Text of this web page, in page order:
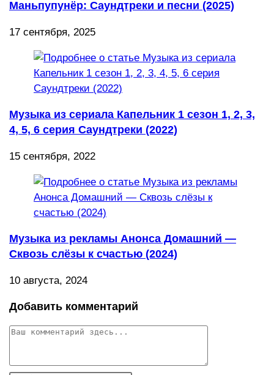
Маньпупунёр: Саундтреки и песни (2025)
17 сентября, 2025
Музыка из сериала Капельник 1 сезон 1, 2, 3,
4, 5, 6 серия Саундтреки (2022)
15 сентября, 2022
Музыка из рекламы Анонса Домашний —
Сквозь слёзы к счастью (2024)
10 августа, 2024
Добавить комментарий
Комментарий